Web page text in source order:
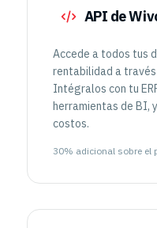
API de
Accede a todos tus
rentabilidad a través
Intégralos con tu
herramientas de BI,
costos.
30% adicional sobre el